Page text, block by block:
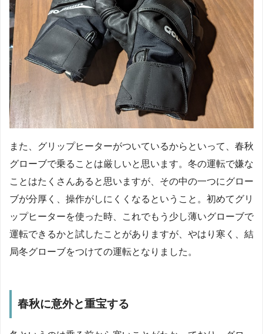
また、グリップヒーターがついているからといって、春秋
グローブで乗ることは厳しいと思います。冬の運転で嫌な
ことはたくさんあると思いますが、その中の一つにグロー
ブが分厚く、操作がしにくくなるということ。初めてグリ
ップヒーターを使った時、これでもう少し薄いグローブで
運転できるかと試したことがありますが、やはり寒く、結
局冬グローブをつけての運転となりました。
春秋に意外と重宝する